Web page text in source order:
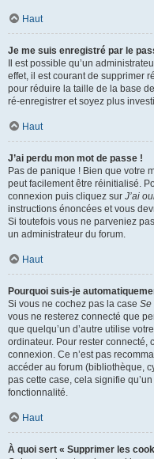
Haut
Je me suis enregistré par le
Il est possible qu’un
effet, il est courant de supprimer
pour réduire la taille de la base
ré-enregistrer et soyez plus
Haut
J’ai perdu mon mot de passe !
Pas de panique ! Bien que votre
peut facilement être réinitialisé.
connexion puis cliquez sur J’ai
instructions énoncées et vous
Si toutefois vous ne parveniez
un administrateur du forum.
Haut
Pourquoi suis-je
Si vous ne cochez pas la case Se
vous ne resterez connecté que
que quelqu’un d’autre utilise
ordinateur. Pour rester connecté,
connexion. Ce n’est pas
accéder au forum (bibliothèque,
pas cette case, cela signifie
fonctionnalité.
Haut
À quoi sert « Supprimer les